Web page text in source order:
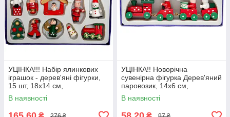
УЦІНКА!!! Набір ялинкових
іграшок - дерев'яні фігурки,
15 шт, 18x14 см,
різнокольоровий, дерево
(060214)
В наявності
УЦІНКА!! Новорічна
сувенірна фігурка Дерев'яний
паровозик, 14x6 см,
червоний, дерево (060412)
В наявності